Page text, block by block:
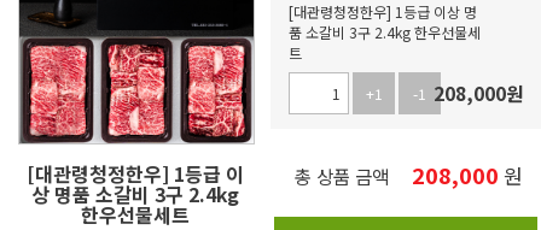
[대관령청정한우] 1등급 이
상 명품 소갈비 3구 2.4kg
한우선물세트
[대관령청정한우] 1등급 이상 명
품 소갈비 3구 2.4kg 한우선물세
트
+1
-1 208,000원
총 상품 금액 208,000 원